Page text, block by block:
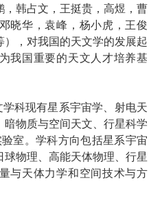
，韩占文，王挺贵，高煜，曹
晓华，袁峰，杨小虎，王俊
，对我国的天文学的发展起
我国重要的天文人才培养基
科现有星系宇宙学、射电天
物质与空间天文、行星科学
室。学科方向包括星系宇宙
物理、高能天体物理、行星
与天体力学和空间技术与方